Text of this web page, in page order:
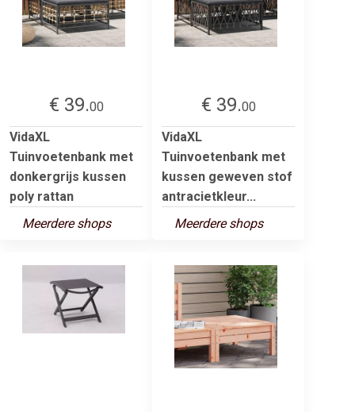
€ 39.00
VidaXL
Tuinvoetenbank met
donkergrijs kussen
poly rattan
Meerdere shops
€ 39.00
VidaXL
Tuinvoetenbank met
kussen geweven stof
antracietkleur...
Meerdere shops